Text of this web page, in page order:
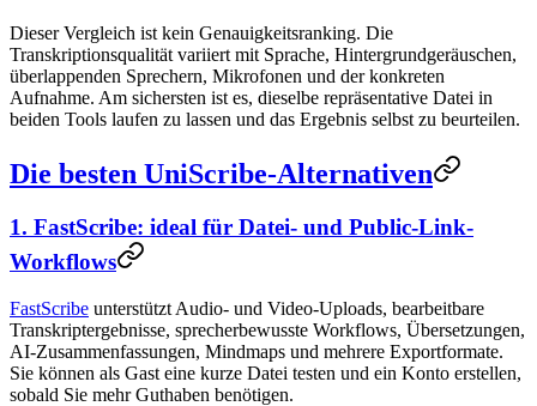
Dieser Vergleich ist kein Genauigkeitsranking. Die
Transkriptionsqualität variiert mit Sprache, Hintergrundgeräuschen,
überlappenden Sprechern, Mikrofonen und der konkreten
Aufnahme. Am sichersten ist es, dieselbe repräsentative Datei in
beiden Tools laufen zu lassen und das Ergebnis selbst zu beurteilen.
Die besten UniScribe-Alternativen
1. FastScribe: ideal für Datei- und Public-Link-
Workflows
FastScribe unterstützt Audio- und Video-Uploads, bearbeitbare
Transkriptergebnisse, sprecherbewusste Workflows, Übersetzungen,
AI-Zusammenfassungen, Mindmaps und mehrere Exportformate.
Sie können als Gast eine kurze Datei testen und ein Konto erstellen,
sobald Sie mehr Guthaben benötigen.